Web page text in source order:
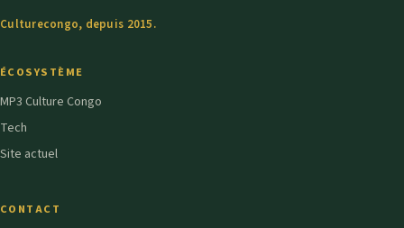
Culturecongo, depuis 2015.
ÉCOSYSTÈME
MP3 Culture Congo
Tech
Site actuel
CONTACT